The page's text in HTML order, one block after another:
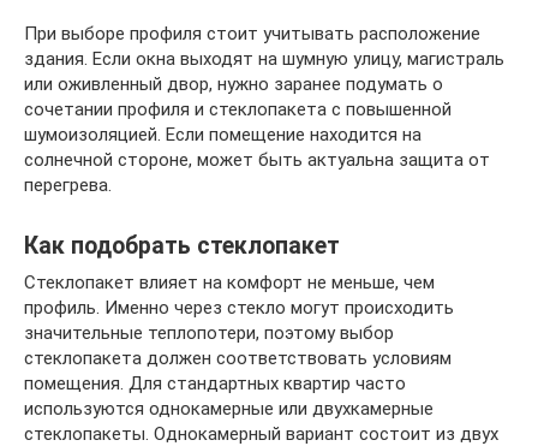
При выборе профиля стоит учитывать расположение
здания. Если окна выходят на шумную улицу, магистраль
или оживленный двор, нужно заранее подумать о
сочетании профиля и стеклопакета с повышенной
шумоизоляцией. Если помещение находится на
солнечной стороне, может быть актуальна защита от
перегрева.
Как подобрать стеклопакет
Стеклопакет влияет на комфорт не меньше, чем
профиль. Именно через стекло могут происходить
значительные теплопотери, поэтому выбор
стеклопакета должен соответствовать условиям
помещения. Для стандартных квартир часто
используются однокамерные или двухкамерные
стеклопакеты. Однокамерный вариант состоит из двух